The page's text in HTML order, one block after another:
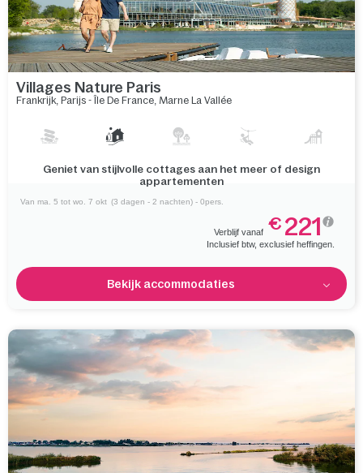
Villages Nature Paris
Frankrijk Parijs - Île De France Marne La Vallée
Dompel jezelf onder in de charme van een rustig meer en
weelderige bossen
Van ma. 5 tot wo. 7 okt (3 dagen - 2 nachten) - 0pers.
Verblijf vanaf € 221
Inclusief btw, exclusief heffingen.
Bekijk accommodaties